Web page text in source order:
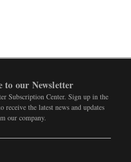
to our Newsletter
Subscription Center. Sign up in the
receive the latest news and updates
our company.